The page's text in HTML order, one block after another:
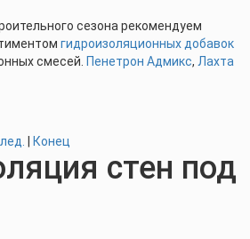
сезона рекомендуем
гидроизоляционных добавок
смесей. Пенетрон Адмикс, Лахта
Конец
стен под